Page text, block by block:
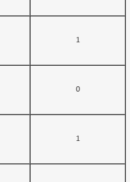
1
0
1